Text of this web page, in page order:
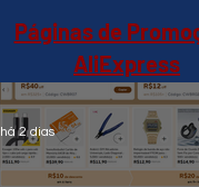
Páginas de
AliExpress
há 2 dias